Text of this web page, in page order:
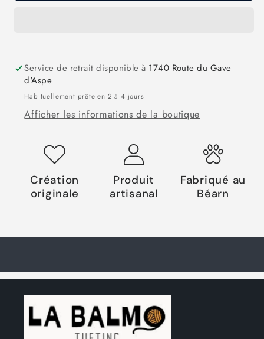
Service de retrait disponible à 1740 Route du Gave
d'Aspe
Habituellement prête en 2 à 4 jours
Afficher les informations de la boutique
Création
originale
Produit
artisanal
Fabriqué au
Béarn